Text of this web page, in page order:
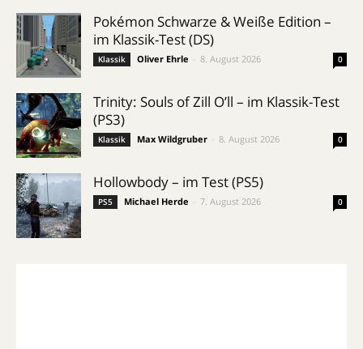
Pokémon Schwarze & Weiße Edition –
im Klassik-Test (DS)
Klassik Oliver Ehrle 8. August 2026 0
Trinity: Souls of Zill O’ll – im Klassik-Test
(PS3)
Klassik Max Wildgruber 8. August 2026 0
Hollowbody – im Test (PS5)
PS5 Michael Herde 7. August 2026 0